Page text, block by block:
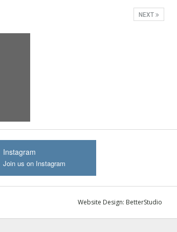
NEXT
Instagram
Join us on Instagram
Website Design: BetterStudio